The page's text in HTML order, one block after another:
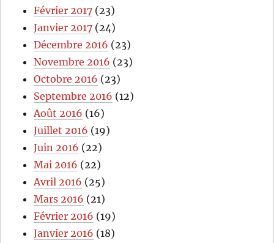
Février 2017 (23)
Janvier 2017 (24)
Décembre 2016 (23)
Novembre 2016 (23)
Octobre 2016 (23)
Septembre 2016 (12)
Août 2016 (16)
Juillet 2016 (19)
Juin 2016 (22)
Mai 2016 (22)
Avril 2016 (25)
Mars 2016 (21)
Février 2016 (19)
Janvier 2016 (18)